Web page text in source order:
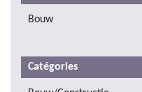
Bouw
Catégories